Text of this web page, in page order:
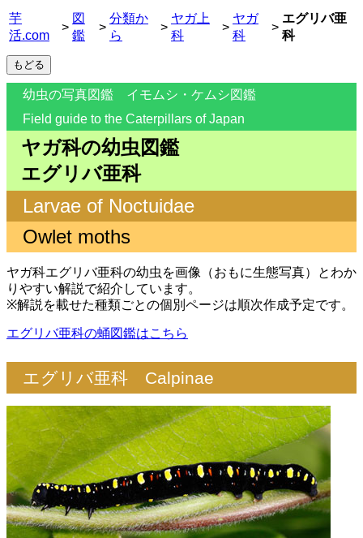
芋
活.com
>
図
鑑
>
分類か
ら
>
ヤガ上
科
>
ヤガ
科
>
エグリバ亜
科
幼虫の写真図鑑 イモムシ・ケムシ図鑑
Field guide to the Caterpillars of Japan
ヤガ科の幼虫図鑑
エグリバ亜科
Larvae of Noctuidae
Owlet moths
ヤガ科エグリバ亜科の幼虫を画像（おもに生態写真）とわか
りやすい解説で紹介しています。
※解説を載せた種類ごとの個別ページは順次作成予定です。
エグリバ亜科の蛹図鑑はこちら
エグリバ亜科 Calpinae